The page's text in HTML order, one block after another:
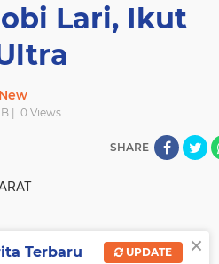
Lari, Ikut
| 0Views
SHARE
×
Terbaru UPDATE